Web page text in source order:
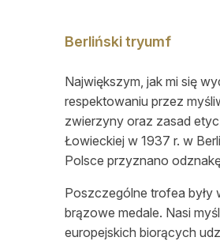
Berliński tryumf
Największym, jak mi się
respektowaniu przez
zwierzyny oraz zasad
Łowieckiej w 1937 r. w
Polsce przyznano
Poszczególne trofea były
brązowe medale. Nasi
europejskich biorących